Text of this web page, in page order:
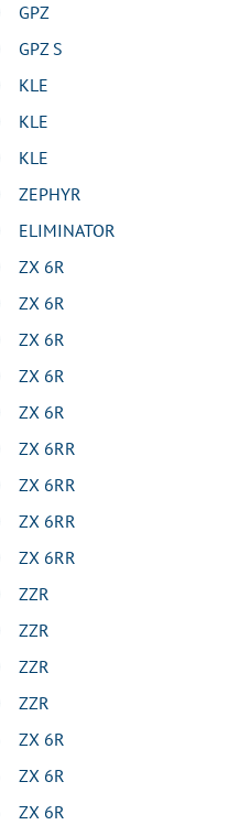
GPZ
GPZ S
KLE
KLE
KLE
ZEPHYR
ZX 6R
ZX 6R
ZX 6R
ZX 6R
ZX 6R
ZX 6RR
ZX 6RR
ZX 6RR
ZX 6RR
ZZR
ZZR
ZZR
ZZR
ZX 6R
ZX 6R
ZX 6R